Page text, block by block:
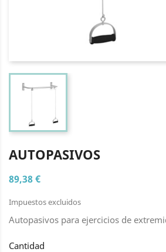
AUTOPASIVOS
89,38 €
Impuestos excluidos
Autopasivos para ejercicios de
Cantidad